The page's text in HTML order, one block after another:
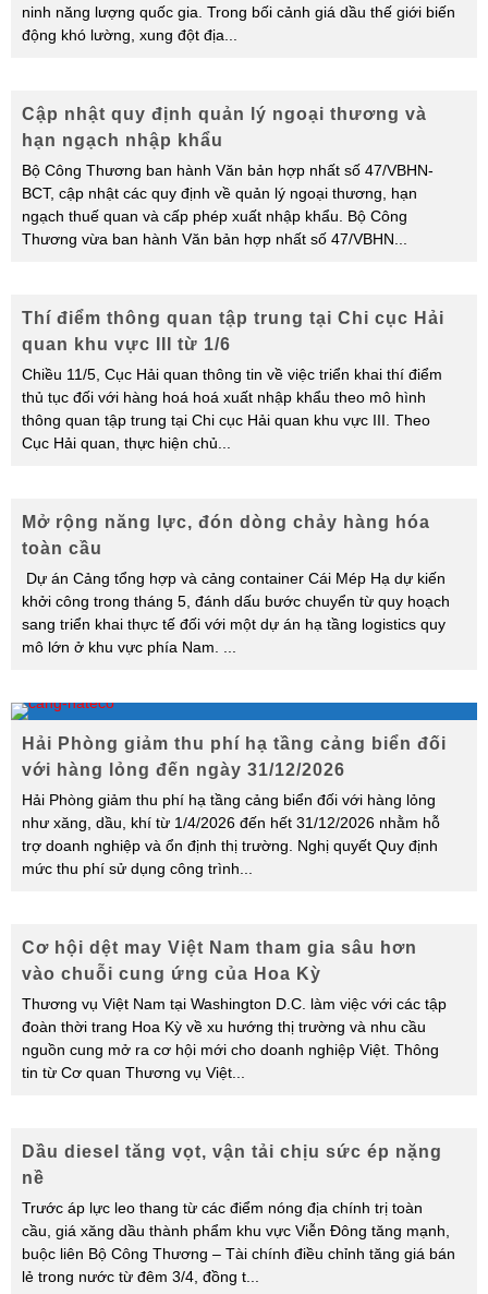
ninh năng lượng quốc gia. Trong bối cảnh giá dầu thế giới biến
động khó lường, xung đột địa
Cập nhật quy định quản lý ngoại thương và
hạn ngạch nhập khẩu
Bộ Công Thương ban hành Văn bản hợp nhất số 47/VBHN-
BCT, cập nhật các quy định về quản lý ngoại thương, hạn
ngạch thuế quan và cấp phép xuất nhập khẩu. Bộ Công
Thương vừa ban hành Văn bản hợp nhất số 47/VBHN
Thí điểm thông quan tập trung tại Chi cục Hải
quan khu vực III từ 1/6
Chiều 11/5, Cục Hải quan thông tin về việc triển khai thí điểm
thủ tục đối với hàng hoá hoá xuất nhập khẩu theo mô hình
thông quan tập trung tại Chi cục Hải quan khu vực III. Theo
Cục Hải quan, thực hiện chủ
Mở rộng năng lực, đón dòng chảy hàng hóa
toàn cầu
Dự án Cảng tổng hợp và cảng container Cái Mép Hạ dự kiến
khởi công trong tháng 5, đánh dấu bước chuyển từ quy hoạch
sang triển khai thực tế đối với một dự án hạ tầng logistics quy
mô lớn ở khu vực phía Nam.
Hải Phòng giảm thu phí hạ tầng cảng biển đối
với hàng lỏng đến ngày 31/12/2026
Hải Phòng giảm thu phí hạ tầng cảng biển đối với hàng lỏng
như xăng, dầu, khí từ 1/4/2026 đến hết 31/12/2026 nhằm hỗ
trợ doanh nghiệp và ổn định thị trường. Nghị quyết Quy định
mức thu phí sử dụng công trình
Cơ hội dệt may Việt Nam tham gia sâu hơn
vào chuỗi cung ứng của Hoa Kỳ
Thương vụ Việt Nam tại Washington D.C. làm việc với các tập
đoàn thời trang Hoa Kỳ về xu hướng thị trường và nhu cầu
nguồn cung mở ra cơ hội mới cho doanh nghiệp Việt. Thông
tin từ Cơ quan Thương vụ Việt
Dầu diesel tăng vọt, vận tải chịu sức ép nặng
nề
Trước áp lực leo thang từ các điểm nóng địa chính trị toàn
cầu, giá xăng dầu thành phẩm khu vực Viễn Đông tăng mạnh,
buộc liên Bộ Công Thương – Tài chính điều chỉnh tăng giá bán
lẻ trong nước từ đêm 3/4, đồng t